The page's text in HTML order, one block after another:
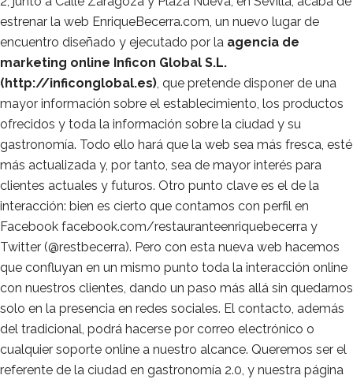
estrenar la web EnriqueBecerra.com, un nuevo lugar de
encuentro diseñado y ejecutado por la agencia de
marketing online Inficon Global S.L.
(http://inficonglobal.es), que pretende disponer de una
mayor información sobre el establecimiento, los productos
ofrecidos y toda la información sobre la ciudad y su
gastronomía. Todo ello hará que la web sea más fresca, esté
más actualizada y, por tanto, sea de mayor interés para
clientes actuales y futuros. Otro punto clave es el de la
interacción: bien es cierto que contamos con perfil en
Facebook facebook.com/restauranteenriquebecerra y
Twitter (@restbecerra). Pero con esta nueva web hacemos
que confluyan en un mismo punto toda la interacción online
con nuestros clientes, dando un paso más allá sin quedarnos
solo en la presencia en redes sociales. El contacto, además
del tradicional, podrá hacerse por correo electrónico o
cualquier soporte online a nuestro alcance. Queremos ser el
referente de la ciudad en gastronomía 2.0, y nuestra página